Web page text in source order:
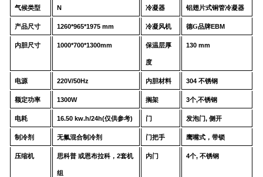
气候类型 N 冷凝器 铝翅片式铜管冷凝器
产品尺寸 1260*965*1975mm 冷凝风机 德G品牌EBM
内胆尺寸 1000*700*1300mm 保温层厚
度
130 mm
电源 220V/50Hz 内胆材料 304不锈钢
额定功率 1300W 搁架 3个,不锈钢
电耗 16.50kw.h/24h(仅供参考) 门 发泡门,侧开
制冷剂 无氟混合制冷剂 门把手 鹰嘴式，带锁
压缩机 思科普 或恩布拉科，2套机
组
内门 4个,不锈钢